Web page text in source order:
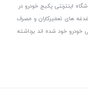
اینترنتی پکیج خودرو در
های تعمیرکاران و مصرف
خودرو خود شده اند برداشته